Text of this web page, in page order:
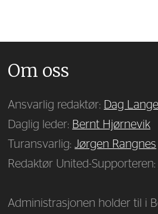
Om oss
Ansvarlig redaktør: Dag
Daglig leder: Bernt Hjørnevik
Turansvarlig:Jørgen Rangnes
Redaktør United-Supporteren:
Administrasjonen holder til i